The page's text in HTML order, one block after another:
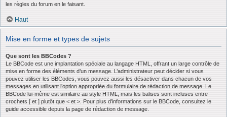
les règles du forum en le faisant.
Haut
Mise en forme et types de sujets
Que sont les BBCodes ?
Le BBCode est une implantation spéciale au langage HTML, offrant un large contrôle de
mise en forme des éléments d’un message. L’administrateur peut décider si vous
pouvez utiliser les BBCodes, vous pouvez aussi les désactiver dans chacun de vos
messages en utilisant l’option appropriée du formulaire de rédaction de message. Le
BBCode lui-même est similaire au style HTML, mais les balises sont incluses entre
crochets [ et ] plutôt que < et >. Pour plus d’informations sur le BBCode, consultez le
guide accessible depuis la page de rédaction de message.